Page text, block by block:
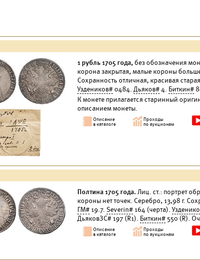
1 рубль 1705 года, без обозначения
корона закрытая, малые короны
Сохранность отличная, красивая
Уздеников# 0484. Дьяков#4. Биткин#
К монете прилагается старинный
описанием монеты.
Полтина 1705 года. Лиц. ст.: портрет
короны нет точек. Серебро, 13,98 г.
ГМ# 19.7. Severin# 164 (черта).
ДьяковЗС# 197 (R1). Биткин# 550 (R).